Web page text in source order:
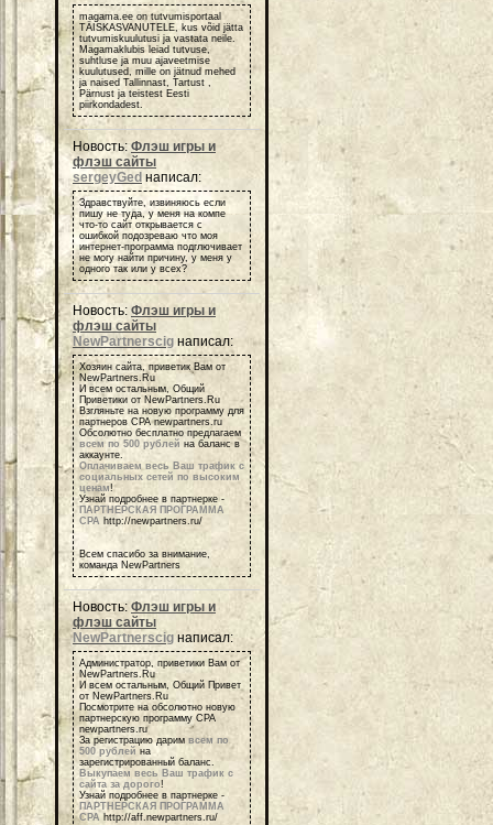
magama.ee on tutvumisportaal
TÄISKASVANUTELE, kus võid jätta
tutvumiskuulutusi ja vastata neile.
Magamaklubis leiad tutvuse,
suhtluse ja muu ajaveetmise
kuulutused, mille on jätnud mehed
ja naised Tallinnast, Tartust ,
Pärnust ja teistest Eesti
piirkondadest.
Новость:Флэш игры и
флэш сайты
sergeyGed написал:
Здравствуйте, извиняюсь если
пишу не туда, у меня на компе
что-то сайт открывается с
ошибкой подозреваю что моя
интернет-программа подглючивает
не могу найти причину, у меня у
одного так или у всех?
Новость: Флэш игры и
флэш сайты
NewPartnerscig написал:
Хозяин сайта, приветик Вам от
NewPartners.Ru
И всем остальным, Общий
Приветики от NewPartners.Ru
Взгляньте на новую программу для
партнеров СРА newpartners.ru
Обсолютно бесплатно предлагаем
всем по 500 рублей на баланс в
аккаунте.
Оплачиваем весь Ваш трафик с
социальных сетей по высоким
ценам!
Узнай подробнее в партнерке -
ПАРТНЕРСКАЯ ПРОГРАММА
СРА http://newpartners.ru/
Всем спасибо за внимание,
команда NewPartners
Новость: Флэш игры и
флэш сайты
NewPartnerscig написал:
Администратор, приветики Вам от
NewPartners.Ru
И всем остальным, Общий Привет
от NewPartners.Ru
Посмотрите на обсолютно новую
партнерскую программу СРА
newpartners.ru
За регистрацию дарим всем по
500 рублей на
зарегистрированный баланс.
Выкупаем весь Ваш трафик с
сайта за дорого!
Узнай подробнее в партнерке -
ПАРТНЕРСКАЯ ПРОГРАММА
СРА http://aff.newpartners.ru/